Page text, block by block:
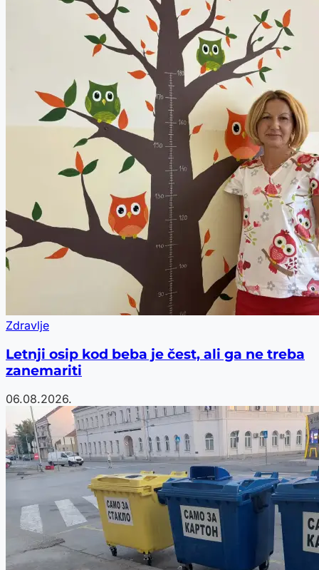
Zdravlje
Letnji osip kod beba je čest, ali ga ne treba
zanemariti
06.08.2026.